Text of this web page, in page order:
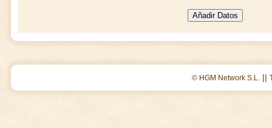
© HGM Network S.L. ||